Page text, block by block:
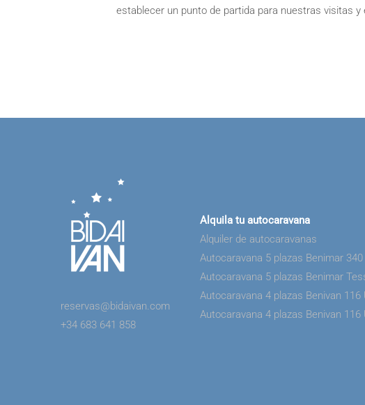
establecer un punto de partida para nuestras visitas y
reservas@bidaivan.com
+34 683 641 858
Alquila tu autocaravana
Alquiler de autocaravanas
Autocaravana 5 plazas Benimar 340
Autocaravana 5 plazas Benimar
Autocaravana 4 plazas Benivan 116
Autocaravana 4 plazas Benivan 116